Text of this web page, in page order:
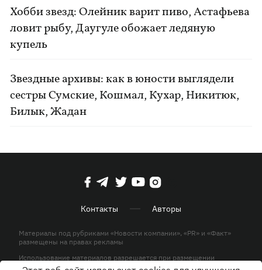
Хобби звезд: Олейник варит пиво, Астафьева
ловит рыбу, Даугуле обожает ледяную
купель
Звездные архивы: как в юности выглядели
сестры Сумские, Кошмал, Кухар, Никитюк,
Билык, Жадан
Контакты Авторы
Материалы под рубриками «Новости компании», «PR» и «Факт»
размещены на правах рекламы
Использование материалов разрешается при размещении
активной гиперссылки на KP.UA в первом абзаце.